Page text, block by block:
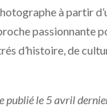
à partir
passionnante
d’histoire, de
publié le 5 avril